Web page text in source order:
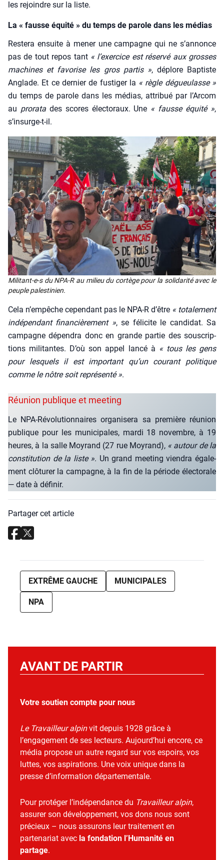
les rejoindre sur la liste.
La « fausse équité » du temps de parole dans les médias
Res­te­ra ensuite à mener une cam­pagne qui ne s’an­nonce
pas de tout repos tant « l’exer­cice est réser­vé aux grosses
machines et favo­rise les gros par­tis », déplore Bap­tiste
Anglade. Et ce der­nier de fus­ti­ger la « règle dégueu­lasse »
du temps de parole dans les médias, attri­bué par l’Ar­com
au pro­ra­tades scores élec­to­raux. Une « fausse équi­té »,
s’in­surge-t-il.
Mili­tant-e‑s du NPA‑R au milieu du cor­tège pour la soli­da­ri­té avec le
peuple pales­ti­nien.
Cela n’empêche cepen­dant pas le NPA‑R d’être « tota­le­ment
indé­pen­dant finan­ciè­re­ment », se féli­cite le can­di­dat. Sa
cam­pagne dépen­dra donc en grande par­tie des sous­crip­
tions mili­tantes. D’où son appel lan­cé à « tous les gens
pour les­quels il est impor­tant qu’un cou­rant poli­tique
comme le nôtre soit repré­sen­té ».
Réunion publique et meeting
Le NPA-Révo­lu­tion­naires orga­ni­se­ra sa pre­mière réunion
publique pour les muni­ci­pales, mar­di 18 novembre, à 19
heures, à la salle Moy­rand (27 rue Moy­rand), « autour de la
consti­tu­tion de la liste ». Un grand mee­ting vien­dra éga­le­
ment clô­tu­rer la cam­pagne, à la fin de la période élec­to­rale
— date à défi­nir.
Partager cet article
EXTRÊME GAUCHE MUNICIPALES
NPA
AVANT DE PARTIR
Votre soutien compte pour nous
Le Travailleur alpinvit depuis 1928 grâce à
l’engagement de ses lecteurs. Aujourd’hui encore, ce
média propose un autre regard sur vos espoirs, vos
luttes, vos aspirations. Une voix unique dans la
presse d’information départementale.
Pour protéger l’indépendance du Travailleur alpin,
assurer son développement, vos dons nous sont
précieux – nous assurons leur traitement en
partenariat avec la fondation l’Humanité en
partage.